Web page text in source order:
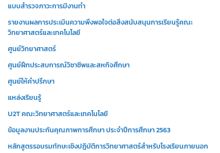
แบบสำรวจภาวะการมีงานทำ
รายงานผลการประเมินความพึงพอใจต่อสิ่งสนับสนุนการเรียนรู้คณะ
วิทยาศาสตร์และเทคโนโลยี
ศูนย์วิทยาศาสตร์
ศูนย์ฝึกประสบการณ์วิชาชีพและสหกิจศึกษา
ศูนย์ให้คำปรึกษา
แหล่งเรียนรู้
U2T คณะวิทยาศาสตร์และเทคโนโลยี
ข้อมูลงานประกันคุณภาพการศึกษา ประจำปีการศึกษา 2563
หลักสูตรรอบรมทักษะเชิงปฏิบัติการวิทยาศาสตร์สำหรับโรงเรียนภายนอก